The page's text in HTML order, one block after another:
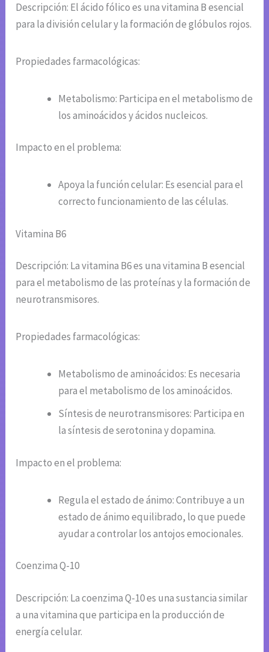
Descripción: El ácido fólico es una vitamina B esencial
para la división celular y la formación de glóbulos rojos.
Propiedades farmacológicas:
Metabolismo: Participa en el metabolismo de
los aminoácidos y ácidos nucleicos.
Impacto en el problema:
Apoya la función celular: Es esencial para el
correcto funcionamiento de las células.
Vitamina B6
Descripción: La vitamina B6 es una vitamina B esencial
para el metabolismo de las proteínas y la formación de
neurotransmisores.
Propiedades farmacológicas:
Metabolismo de aminoácidos: Es necesaria
para el metabolismo de los aminoácidos.
Síntesis de neurotransmisores: Participa en
la síntesis de serotonina y dopamina.
Impacto en el problema:
Regula el estado de ánimo: Contribuye a un
estado de ánimo equilibrado, lo que puede
ayudar a controlar los antojos emocionales.
Coenzima Q-10
Descripción: La coenzima Q-10 es una sustancia similar
a una vitamina que participa en la producción de
energía celular.